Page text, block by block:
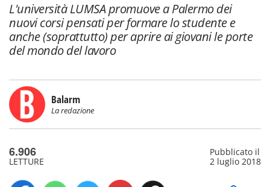
L'università LUMSA promuove a Palermo dei
nuovi corsi pensati per formare lo studente e
anche (soprattutto) per aprire ai giovani le porte
del mondo del lavoro
Balarm
La redazione
6.906
LETTURE
Pubblicato il
2 luglio 2018